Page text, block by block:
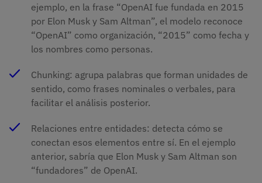
ejemplo, en la frase “OpenAI fue fundada en 2015
por Elon Musk y Sam Altman”, el modelo reconoce
“OpenAI” como organización, “2015” como fecha y
los nombres como personas.
Chunking: agrupa palabras que forman unidades de
sentido, como frases nominales o verbales, para
facilitar el análisis posterior.
Relaciones entre entidades: detecta cómo se
conectan esos elementos entre sí. En el ejemplo
anterior, sabría que Elon Musk y Sam Altman son
“fundadores” de OpenAI.